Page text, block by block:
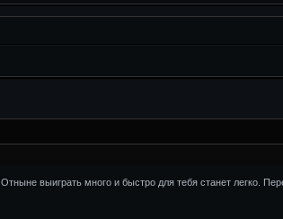
Отныне выиграть много и быстро для тебя станет легко.